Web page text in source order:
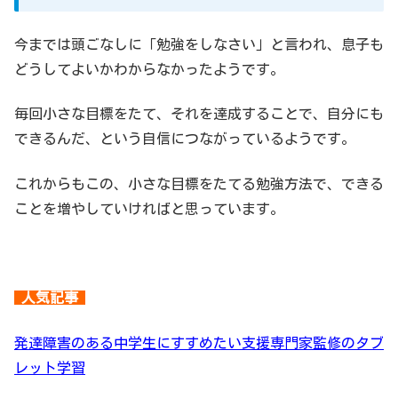
今までは頭ごなしに「勉強をしなさい」と言われ、息子も
どうしてよいかわからなかったようです。
毎回小さな目標をたて、それを達成することで、自分にも
できるんだ、という自信につながっているようです。
これからもこの、小さな目標をたてる勉強方法で、できる
ことを増やしていければと思っています。
人気記事
発達障害のある中学生にすすめたい支援専門家監修のタブ
レット学習